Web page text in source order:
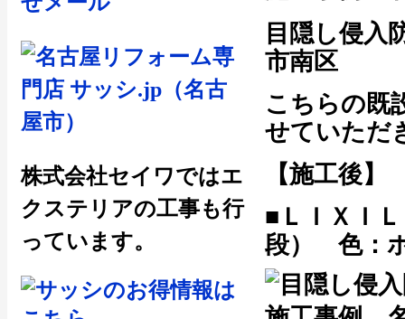
目隠し侵
市南区
こちらの既
せていただ
【施工後】
■ＬＩＸＩ
段） 色：
株式会社セイワではエ
クステリアの工事も行
っています。